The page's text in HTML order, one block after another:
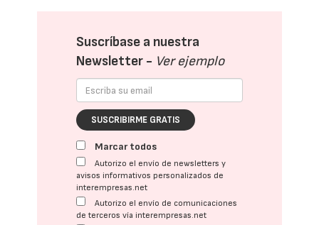
Suscríbase a nuestra
Newsletter - Ver ejemplo
SUSCRIBIRME GRATIS
Marcar todos
Autorizo el envío de newsletters y
avisos informativos personalizados de
interempresas.net
Autorizo el envío de comunicaciones
de terceros vía interempresas.net